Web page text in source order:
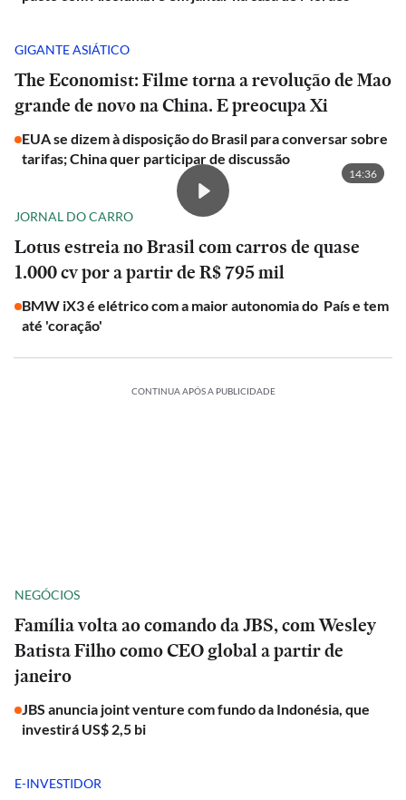
GIGANTE ASIÁTICO
The Economist: Filme torna a revolução de Mao
grande de novo na China. E preocupa Xi
EUA se dizem à disposição do Brasil para conversar sobre
tarifas; China quer participar de discussão
14:36
JORNAL DO CARRO
Lotus estreia no Brasil com carros de quase
1.000 cv por a partir de R$ 795 mil
BMW iX3 é elétrico com a maior autonomia do País e tem
até 'coração'
CONTINUA APÓS A PUBLICIDADE
NEGÓCIOS
Família volta ao comando da JBS, com Wesley
Batista Filho como CEO global a partir de
janeiro
JBS anuncia joint venture com fundo da Indonésia, que
investirá US$ 2,5 bi
E-INVESTIDOR